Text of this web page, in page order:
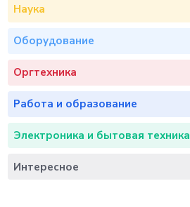
Наука
Оборудование
Оргтехника
Работа и образование
Электроника и бытовая техника
Интересное